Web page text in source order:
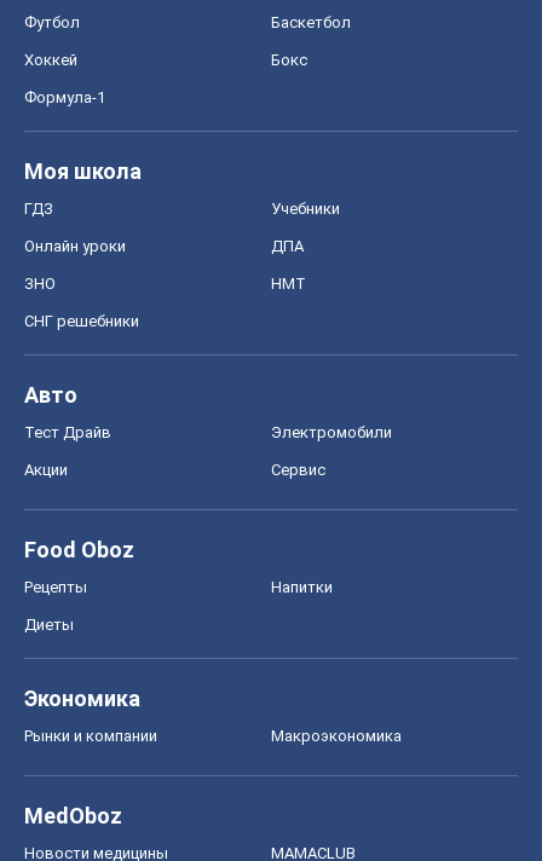
Футбол Баскетбол
Хоккей Бокс
Формула-1
Моя школа
ГДЗ Учебники
Онлайн уроки ДПА
ЗНО НМТ
СНГ решебники
Авто
Тест Драйв Электромобили
Акции Сервис
Food Oboz
Рецепты Напитки
Диеты
Экономика
Рынки и компании Mакроэкономика
MedOboz
Новости медицины MAMACLUB